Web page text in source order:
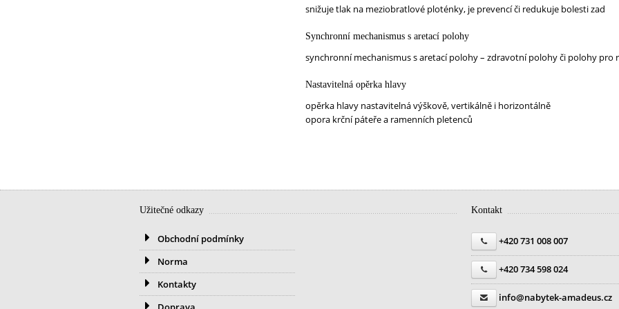
snižuje tlak na meziobratlové ploténky, je prevencí či redukuje bolesti zad
Synchronní mechanismus s aretací polohy
synchronní mechanismus s aretací polohy – zdravotní polohy či polohy pro
Nastavitelná opěrka hlavy
opěrka hlavy nastavitelná výškově, vertikálně i horizontálně
opora krční páteře a ramenních pletenců
Užitečné odkazy
Obchodní podmínky
Norma
Kontakty
Kontakt
+420 731 008 007
+420 734 598 024
info@nabytek-amadeus.cz